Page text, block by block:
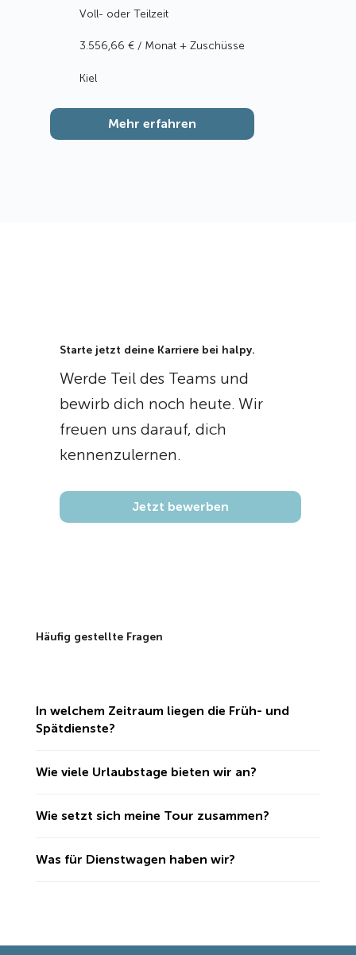
3.556,66 € / Monat + Zuschüsse
Kiel
Voll- oder Teilzeit
Mehr erfahren
Starte jetzt deine Karriere bei halpy.
Werde Teil des Teams und
bewirb dich noch heute. Wir
freuen uns darauf, dich
kennenzulernen.
Jetzt bewerben
Häufig gestellte Fragen
In welchem Zeitraum liegen die Früh- und
Spätdienste?
Wie viele Urlaubstage bieten wir an?
Wie setzt sich meine Tour zusammen?
Was für Dienstwagen haben wir?